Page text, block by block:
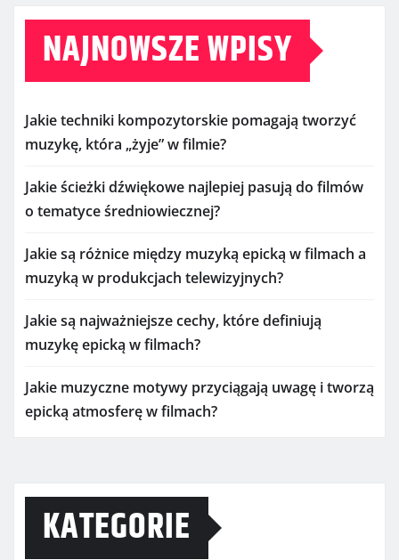
NAJNOWSZE WPISY
Jakie techniki kompozytorskie pomagają tworzyć
muzykę, która „żyje” w filmie?
Jakie ścieżki dźwiękowe najlepiej pasują do filmów
o tematyce średniowiecznej?
Jakie są różnice między muzyką epicką w filmach a
muzyką w produkcjach telewizyjnych?
Jakie są najważniejsze cechy, które definiują
muzykę epicką w filmach?
Jakie muzyczne motywy przyciągają uwagę i tworzą
epicką atmosferę w filmach?
KATEGORIE